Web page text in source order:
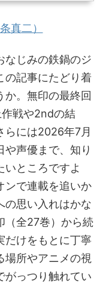
真二）
なじみの鉄鍋のジ
の記事にたどり着
か。無印の最終回
戦や2ndの結
らには2026年7月
声優まで、知り
いところですよ
ンで連載を追いか
の思い入れはかな
（全27巻）から続
だけをもとに丁寧
場所やアニメの視
がっつり触れてい